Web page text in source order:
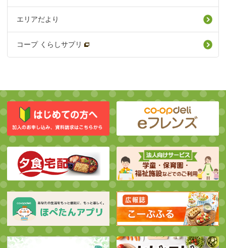
エリアだより
コープ くらしサプリ